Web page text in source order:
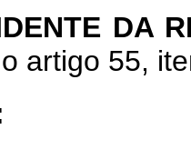
DA
artigo 55,